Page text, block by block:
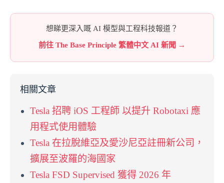
想睇更深入嘅 AI 模型與工程科技報道？
前往 The Base Principle 繁體中文 AI 新聞 →
相關文章
Tesla 招聘 iOS 工程師 以提升 Robotaxi 應
用程式使用體驗
Tesla 在拉脫維亞及愛沙尼亞註冊新公司，
擴展至波羅的海國家
Tesla FSD Supervised 獲得 2026 年